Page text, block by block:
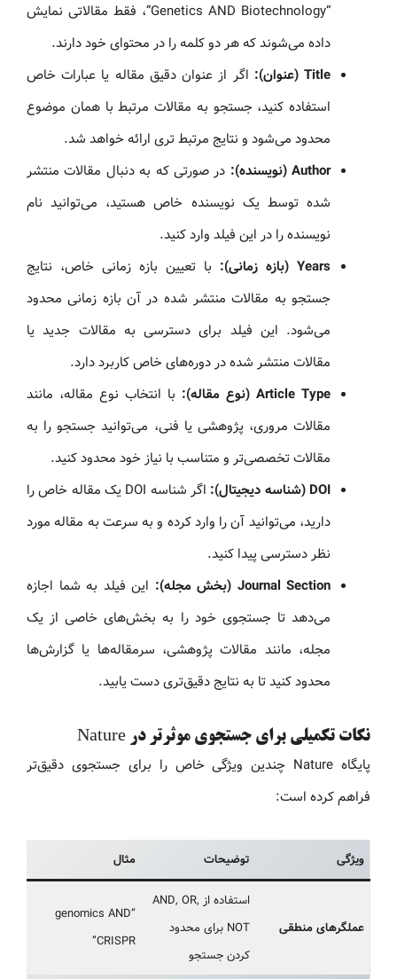
“Genetics AND Biotechnology”، فقط مقالاتی نمایش
داده می‌شوند که هر دو کلمه را در محتوای خود دارند.
Title (عنوان):
اگر از عنوان دقیق مقاله یا عبارات خاص
استفاده کنید، جستجو به مقالات مرتبط با همان موضوع
محدود می‌شود و نتایج مرتبط‌ تری ارائه خواهد شد.
Author (نویسنده):
در صورتی که به دنبال مقالات منتشر
شده توسط یک نویسنده خاص هستید، می‌توانید نام
نویسنده را در این فیلد وارد کنید.
Years (بازه زمانی):
با تعیین بازه زمانی خاص، نتایج
جستجو به مقالات منتشر شده در آن بازه زمانی محدود
می‌شود. این فیلد برای دسترسی به مقالات جدید یا
مقالات منتشر شده در دوره‌های خاص کاربرد دارد.
Article Type (نوع مقاله):
با انتخاب نوع مقاله، مانند
مقالات مروری، پژوهشی یا فنی، می‌توانید جستجو را به
مقالات تخصصی‌تر و متناسب با نیاز خود محدود کنید.
DOI (شناسه دیجیتال):
اگر شناسه DOI یک مقاله خاص را
دارید، می‌توانید آن را وارد کرده و به سرعت به مقاله مورد
نظر دسترسی پیدا کنید.
Journal Section (بخش مجله):
این فیلد به شما اجازه
می‌دهد تا جستجوی خود را به بخش‌های خاصی از یک
مجله، مانند مقالات پژوهشی، سرمقاله‌ها یا گزارش‌ها
محدود کنید تا به نتایج دقیق‌تری دست یابید.
نکات تکمیلی برای جستجوی موثرتر در Nature
پایگاه Nature چندین ویژگی خاص را برای جستجوی دقیق‌تر
فراهم کرده است:
ویژگی توضیحات مثال
عملگرهای منطقی
استفاده از AND, OR,
NOT برای محدود
کردن جستجو
“genomics AND
CRISPR”